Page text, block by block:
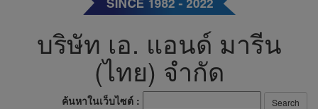
บริษัท เอ. แอนด์ มารีน
(ไทย) จำกัด
ค้นหาในเว็บไซต์ :